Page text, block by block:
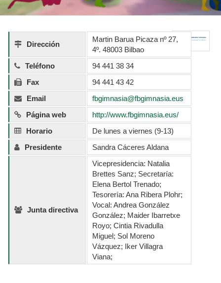
Dirección
Martin Barua Picaza nº 27,
4º. 48003 Bilbao
Teléfono
94 441 38 34
Fax
94 441 43 42
Email
fbgimnasia@fbgimnasia.eus
Página web
http://www.fbgimnasia.eus/
Horario
De lunes a viernes (9-13)
Presidente
Sandra Cáceres Aldana
Junta directiva
Vicepresidencia: Natalia
Brettes Sanz; Secretaría:
Elena Bertol Trenado;
Tesorería: Ana Ribera Plohr;
Vocal: Andrea González
González; Maider Ibarretxe
Royo; Cintia Rivadulla
Miguel; Sol Moreno
Vázquez; Iker Villagra
Viana;